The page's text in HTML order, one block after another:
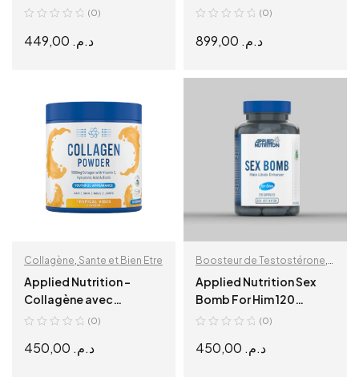
monohydrate – Blue
(0)
د.م.
CRITICAL MASS 6KG
(0)
د.م.
Collagène Sante et Bien Etre
Applied Nutrition –
Collagène avec
Vitamine C, Acide
– Tropical Vibes
(0)
د.م.
Boosteur de Testostérone
Wellness
Applied Nutrition Sex
Bomb For Him 120
Capsules
(0)
د.م.